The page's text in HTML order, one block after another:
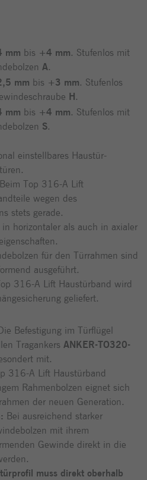
mm bis +4 mm. Stufenlos mit
A.
mm bis +3 mm. Stufenlos
H.
mm bis +4 mm. Stufenlos mit
S.
einstellbares Haustür-
Beim Top 316-A Lift
wegen des
stets gerade.
in horizontaler als auch in axialer
für den Türrahmen sind
ausgeführt.
316-A Lift Haustürband wird
geliefert.
Befestigung im Türflügel
Tragankers ANKER-TO320-
mit.
316-A Lift Haustürband
Rahmenbolzen eignet sich
der neuen Generation.
Bei ausreichend starker
mit ihrem
Gewinde direkt in die
muss direkt oberhalb